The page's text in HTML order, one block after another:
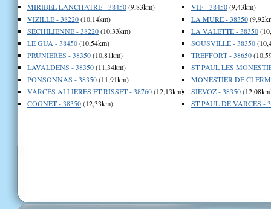
MIRIBEL LANCHATRE - 38450(9,83km)
VIZILLE - 38220(10,14km)
SECHILIENNE - 38220(10,33km)
LE GUA - 38450(10,54km)
PRUNIERES - 38350(10,81km)
LAVALDENS - 38350(11,34km)
PONSONNAS - 38350(11,91km)
VARCES ALLIERES ET RISSET - 38760(12,13km)
COGNET - 38350(12,33km)
VIF - 38450(9,43km)
LA MURE - 38350
LA VALETTE - 38350
SOUSVILLE - 38350
TREFFORT - 38650
ST PAUL LES
MONESTIER DE
SIEVOZ - 38350
ST PAUL DE VARCES -